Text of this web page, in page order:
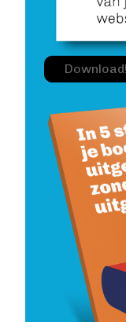
Download!